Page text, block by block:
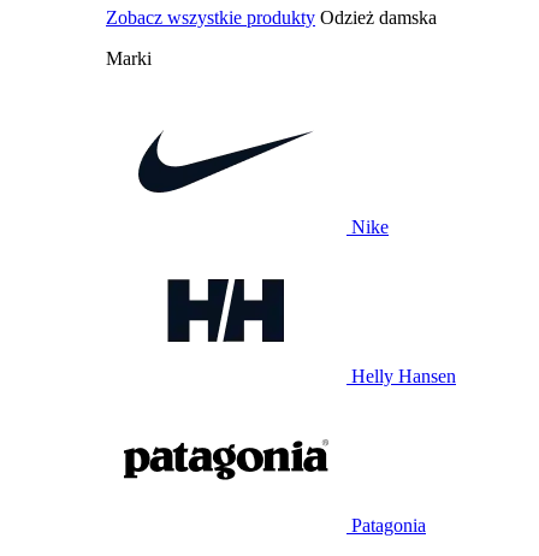
Zobacz wszystkie produkty Odzież damska
Marki
Nike
Helly Hansen
Patagonia